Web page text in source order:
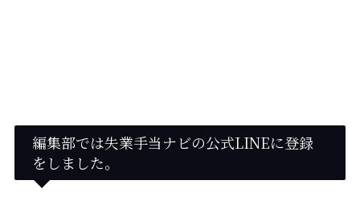
編集部では失業手当ナビの公式LINEに登録
をしました。